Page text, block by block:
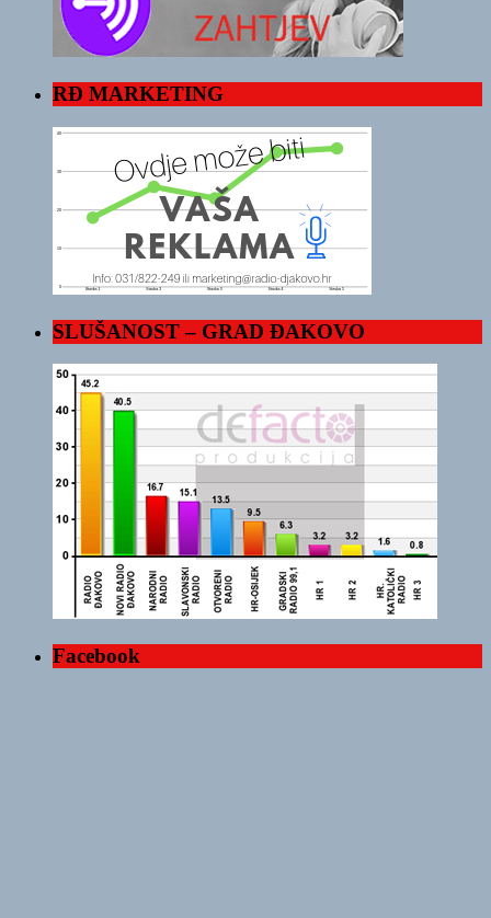
RĐ MARKETING
SLUŠANOST – GRAD ĐAKOVO
Facebook